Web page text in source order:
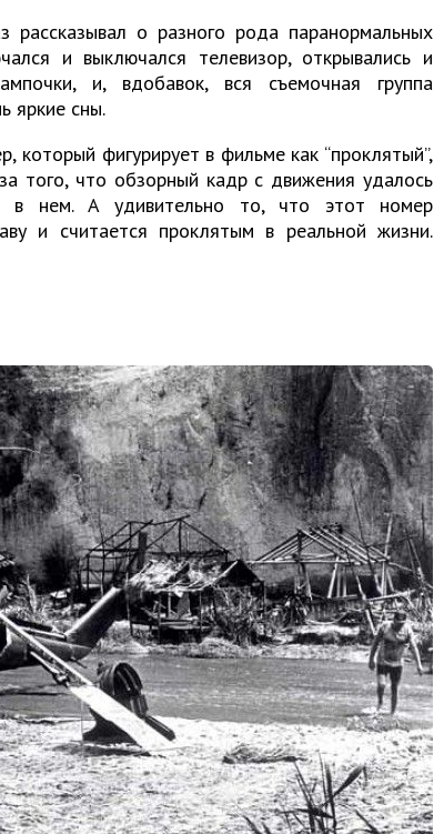
рассказывал о разного рода паранормальных
и выключался телевизор, открывались и
и, вдобавок, вся съемочная группа
яркие сны.
который фигурирует в фильме как “проклятый”,
того, что обзорный кадр с движения удалось
в нем. А удивительно то, что этот номер
и считается проклятым в реальной жизни.